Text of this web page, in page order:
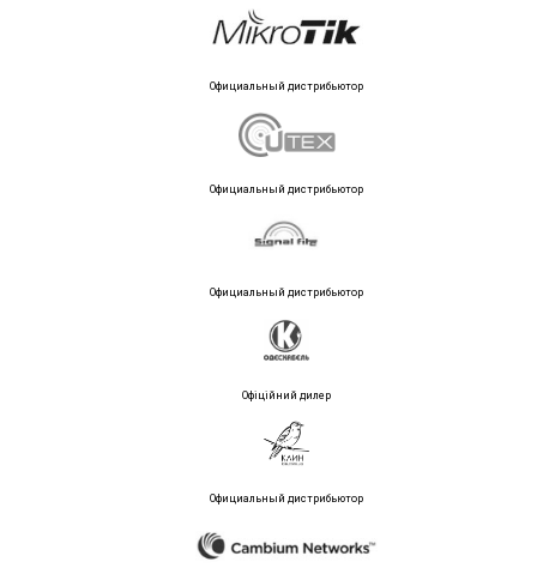
Официальный дистрибьютор
Официальный дистрибьютор
Официальный дистрибьютор
Офіційний дилер
Официальный дистрибьютор